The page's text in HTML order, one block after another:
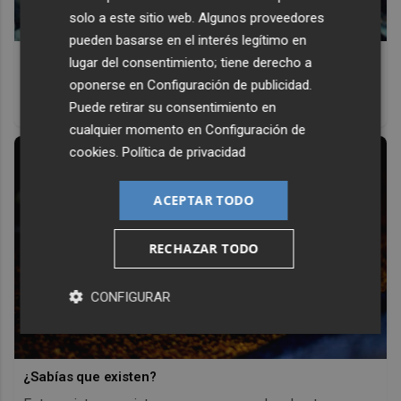
Pasaportes que abren puertas
Los pasaportes más poderosos del mundo, ¿está el
¿Sabías que existen?
solo a este sitio web. Algunos proveedores
pueden basarse en el interés legítimo en
lugar del consentimiento; tiene derecho a
oponerse enConfiguración de publicidad
Puede retirar su consentimiento en
cualquier momento enConfiguración de
cookies .Política de privacidad
ACEPTAR TODO
RECHAZAR TODO
CONFIGURAR